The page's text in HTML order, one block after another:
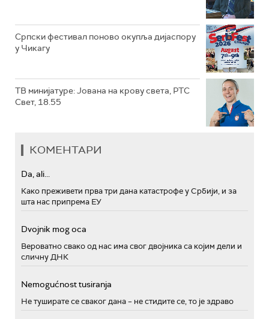
Српски фестивал поново окупља дијаспору
у Чикагу
ТВ минијатуре: Јована на крову света, РТС
Свет, 18.55
КОМЕНТАРИ
Da, ali...
Како преживети прва три дана катастрофе у Србији, и за
шта нас припрема ЕУ
Dvojnik mog oca
Вероватно свако од нас има свог двојника са којим дели и
сличну ДНК
Nemogućnost tusiranja
Не туширате се сваког дана – не стидите се, то је здраво